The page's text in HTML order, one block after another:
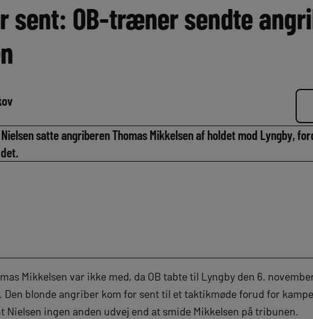
sent: OB-træner sendte
satte angriberen Thomas Mikkelsen af holdet mod Lyngby,
Mikkelsen var ikke med, da OB tabte til Lyngby den 6.
blonde angriber kom for sent til et taktikmøde forud for
ingen anden udvej end at smide Mikkelsen på tribunen.